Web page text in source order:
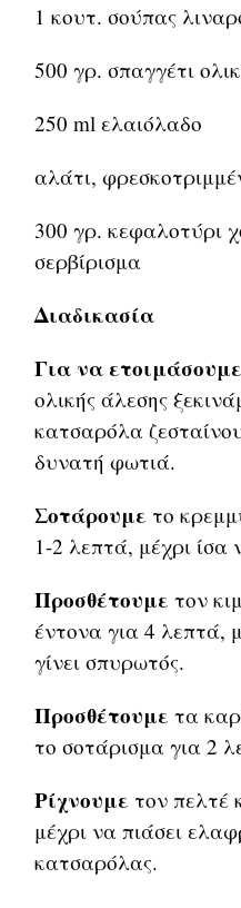
1 κουτ. σούπας
500 γρ. σπαγγέτι
250 ml ελαιόλαδο
αλάτι,
300 γρ. κεφαλοτύρι
σερβίρισμα
Διαδικασία
Για να
ολικής άλεσης
κατσαρόλα
δυνατή φωτιά.
Σοτάρουμετο
1-2 λεπτά, μέχρι
Προσθέτουμε τον
έντονα για 4 λεπτά,
γίνει σπυρωτός.
Προσθέτουμετα
το σοτάρισμα για 2
Ρίχνουμετον πελτέ
μέχρι να πιάσει
κατσαρόλας.